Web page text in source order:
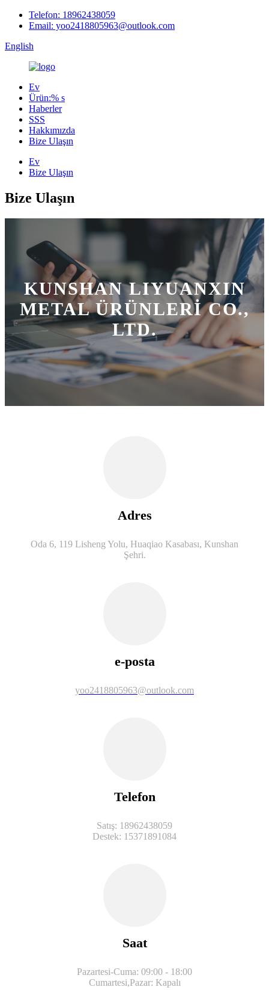
Telefon: 18962438059
Email: yoo2418805963@outlook.com
English
Ev
Ürün:% s
Haberler
SSS
Hakkımızda
Bize Ulaşın
Ev
Bize Ulaşın
Bize Ulaşın
KUNSHAN LIYUANXIN
METAL ÜRÜNLERİ CO.,
LTD.
Adres
Oda 6, 119 Lisheng Yolu, Huaqiao Kasabası, Kunshan
Şehri.
e-posta
yoo2418805963@outlook.com
Telefon
Satış: 18962438059
Destek: 15371891084
Saat
Pazartesi-Cuma: 09:00 - 18:00
Cumartesi,Pazar: Kapalı